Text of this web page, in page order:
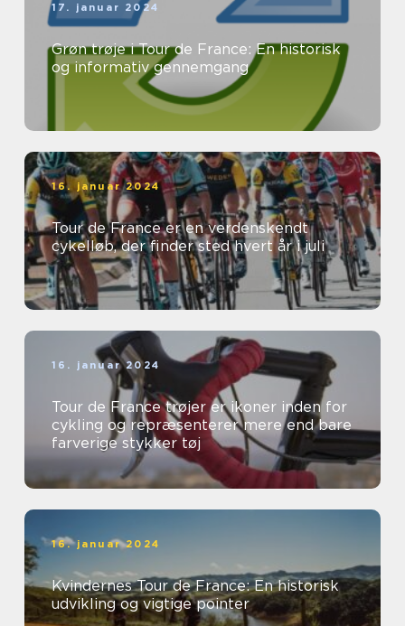
17. januar 2024
Grøn trøje i Tour de France: En historisk
og informativ gennemgang
16. januar 2024
Tour de France er en verdenskendt
cykelløb, der finder sted hvert år i juli
16. januar 2024
Tour de France trøjer er ikoner inden for
cykling og repræsenterer mere end bare
farverige stykker tøj
16. januar 2024
Kvindernes Tour de France: En historisk
udvikling og vigtige pointer